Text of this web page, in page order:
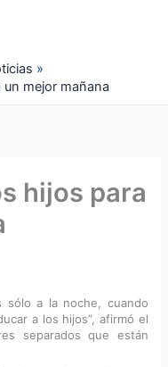
mejor mañana
hijos para
sólo a la noche, cuando
a los hijos”, afirmó el
separados que están